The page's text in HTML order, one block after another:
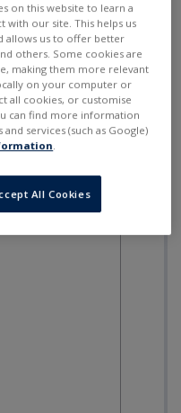
on this website to learn a
with our site. This helps us
allows us to offer better
others. Some cookies are
making them more relevant
on your computer or
all cookies, or customise
can find more information
services (such as Google)
.
All Cookies